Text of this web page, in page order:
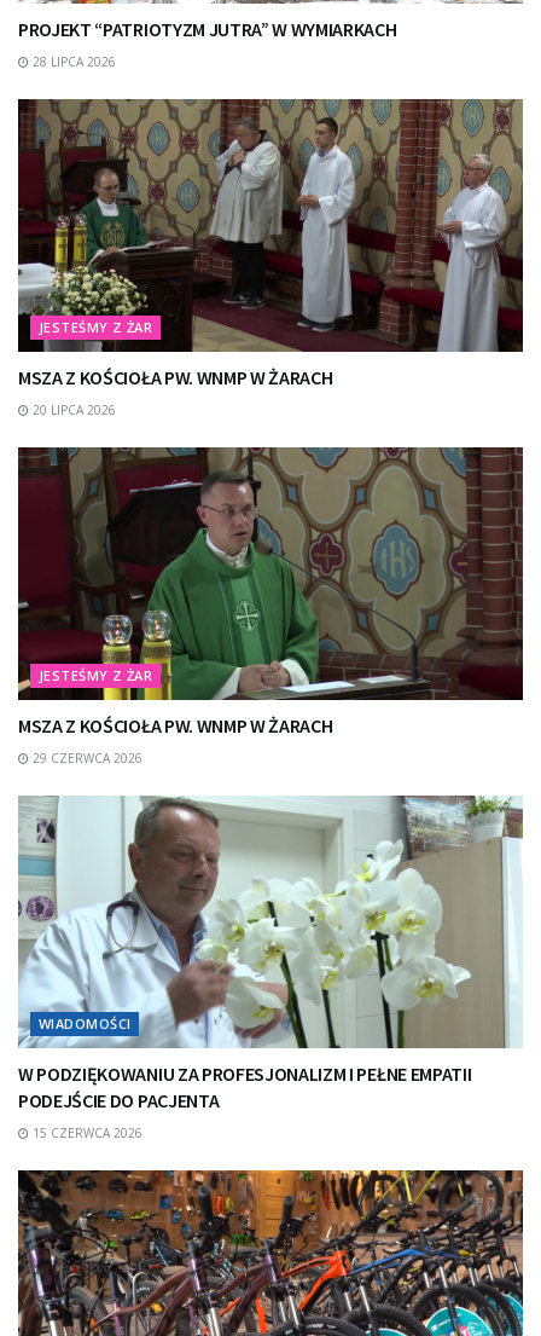
PROJEKT “PATRIOTYZM JUTRA” W WYMIARKACH
28 LIPCA 2026
JESTEŚMY Z ŻAR
MSZA Z KOŚCIOŁA PW. WNMP W ŻARACH
20 LIPCA 2026
JESTEŚMY Z ŻAR
MSZA Z KOŚCIOŁA PW. WNMP W ŻARACH
29 CZERWCA 2026
WIADOMOŚCI
W PODZIĘKOWANIU ZA PROFESJONALIZM I PEŁNE EMPATII
PODEJŚCIE DO PACJENTA
15 CZERWCA 2026